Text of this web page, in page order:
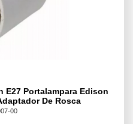
E27 Portalampara Edison
De Rosca
00